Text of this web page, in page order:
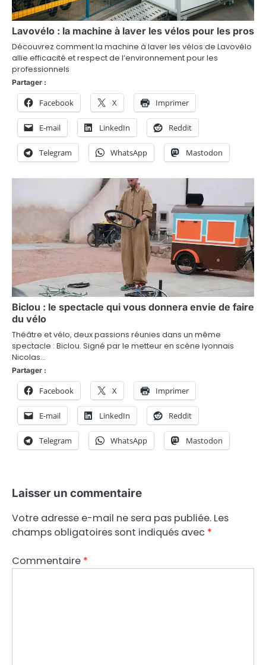
Lavovélo : la machine à laver les vélos pour les pros
Découvrez comment la machine à laver les vélos de Lavovélo
allie efficacité et respect de l’environnement pour les
professionnels
Partager :
Facebook X Imprimer
E-mail LinkedIn Reddit
Telegram WhatsApp Mastodon
Biclou : le spectacle qui vous donnera envie de faire
du vélo
Théâtre et vélo, deux passions réunies dans un même
spectacle : Biclou. Signé par le metteur en scène lyonnais
Nicolas…
Partager :
Facebook X Imprimer
E-mail LinkedIn Reddit
Telegram WhatsApp Mastodon
Laisser un commentaire
Votre adresse e-mail ne sera pas publiée. Les
champs obligatoires sont indiqués avec *
Commentaire *